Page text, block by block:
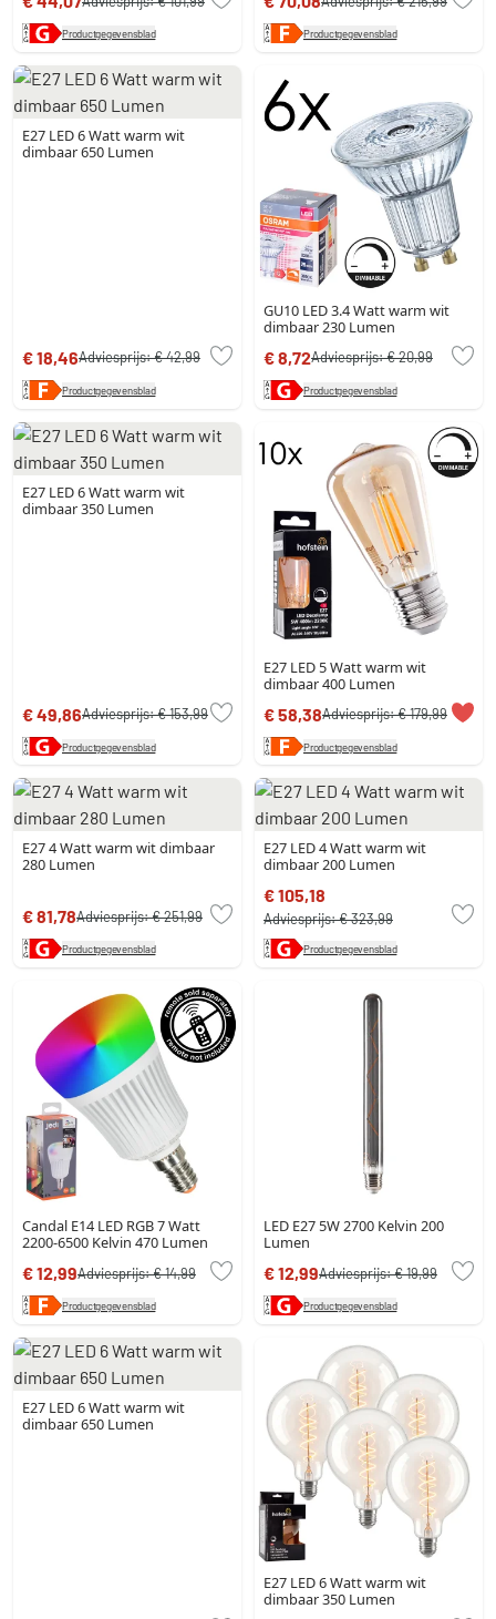
Productgegevensblad Productgegevensblad
E27 LED 6 Watt warm wit
dimbaar 650 Lumen
€ 18,46Adviesprijs:€ 42,99
Productgegevensblad
GU10 LED 3.4 Watt warm wit
dimbaar 230 Lumen
€ 8,72Adviesprijs:€ 20,99
Productgegevensblad
E27 LED 6 Watt warm wit
dimbaar 350 Lumen
€ 49,86Adviesprijs:€ 153,99
Productgegevensblad
E27 LED 5 Watt warm wit
dimbaar 400 Lumen
€ 58,38Adviesprijs:€ 179,99
Productgegevensblad
E27 4 Watt warm wit dimbaar
280 Lumen
€ 81,78Adviesprijs:€ 251,99
Productgegevensblad
E27 LED 4 Watt warm wit
dimbaar 200 Lumen
€ 105,18
Adviesprijs:€ 323,99
Productgegevensblad
Candal E14 LED RGB 7 Watt
2200-6500 Kelvin 470 Lumen
€ 12,99Adviesprijs:€ 14,99
Productgegevensblad
LED E27 5W 2700 Kelvin 200
Lumen
€ 12,99Adviesprijs:€ 19,99
Productgegevensblad
E27 LED 6 Watt warm wit
dimbaar 650 Lumen
E27 LED 6 Watt warm wit
dimbaar 350 Lumen